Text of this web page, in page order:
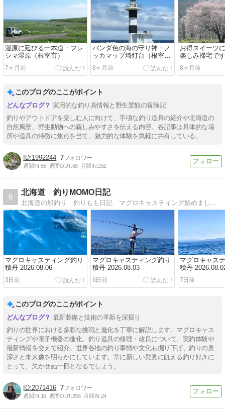
湿原に延びる一本道・フレ
シマ湿原（根室市）
7ヶ月前
パンダ色の海の守り神・ノ
ッカマップ埼灯台（根室
8ヶ月前
お得スイーツ
楽しみ帰宅です
8ヶ月前
このブログのここがポイント
実用的な釣り具情報と野生景観の冒険記
釣りやアウトドアを楽しむ人に向けて、手頃な釣り道具の紹介や北海道の
自然風景、野生動物への親しみやすさを伝える内容。各記事は具体的な場
所や道具の特徴に焦点を当て、魅力的な体験を気軽に共有している。
1992244 7
週間IN:56 週間OUT:68 月間IN:252
6
北海道 釣りMOMO日記
北海道の船釣り 釣りもも日記 マグロキャスティング始めました！釣りの成長日記！
マグロキャスティング釣り
積丹 2026.08.06
3日前
マグロキャスティング釣り
積丹 2026.08.03
6日前
マグロキャス
積丹
7日前
このブログのここがポイント
最新装備と技術の革新を深掘り
釣りの世界における多彩な挑戦と進化を丁寧に解説します。マグロキャス
ティングや電子機器の進化、釣り道具の修理・改良について、実釣体験や
最新情報を交えて紹介。世界各地の釣り事情や文化も掘り下げ、釣りの奥
深さと未来像を明らかにしています。常に新しい発見に飢える釣り好きに
とって、欠かせぬ一冊となるでしょう。
2071416 7
週間IN:16 週間OUT:256 月間IN:24